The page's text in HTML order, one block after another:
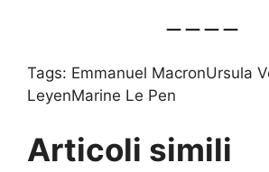
— — — —
Tags: Emmanuel MacronUrsula
LeyenMarine Le Pen
Articoli simili